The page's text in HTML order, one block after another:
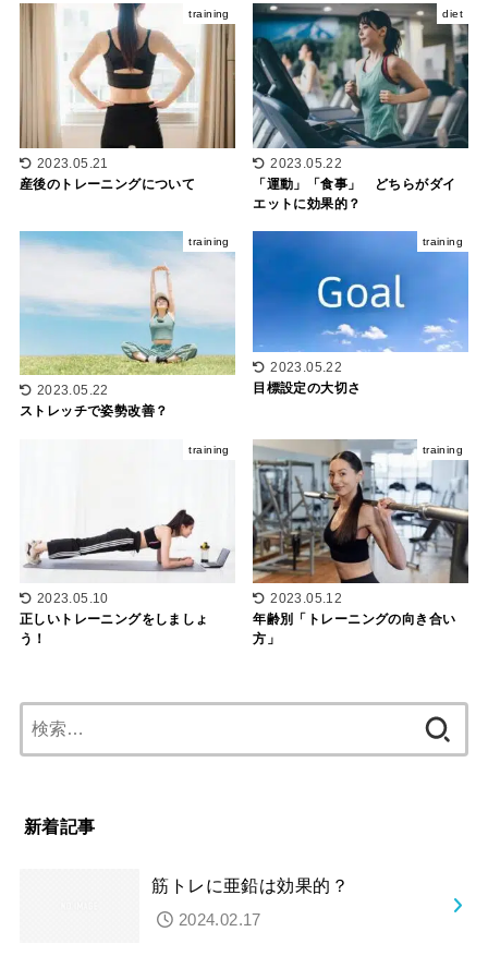
training
2023.05.21
産後のトレーニングについて
diet
2023.05.22
「運動」「食事」 どちらがダイ
エットに効果的？
training
2023.05.22
ストレッチで姿勢改善？
training
2023.05.22
目標設定の大切さ
training
2023.05.10
正しいトレーニングをしましょ
う！
training
2023.05.12
年齢別「トレーニングの向き合い
方」
索:
新着記事
筋トレに亜鉛は効果的？
2024.02.17